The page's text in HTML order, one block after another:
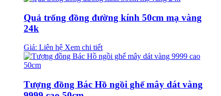
Quả trống đồng đường kính 50cm mạ vàng
24k
Giá: Liên hệ Xem chi tiết
Tượng đồng Bác Hồ ngồi ghế mây dát vàng